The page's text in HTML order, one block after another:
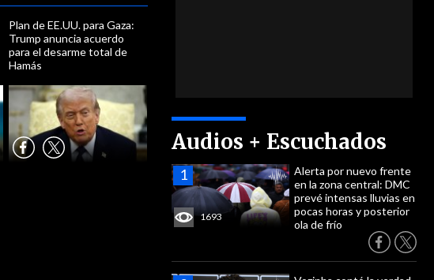
Audios + Escuchados
1693
Alerta por nuevo frente
en la zona central: DMC
prevé intensas lluvias en
pocas horas y posterior
ola de frío
Plan de EE.UU. para Gaza:
Trump anuncia acuerdo
para el desarme total de
Hamás